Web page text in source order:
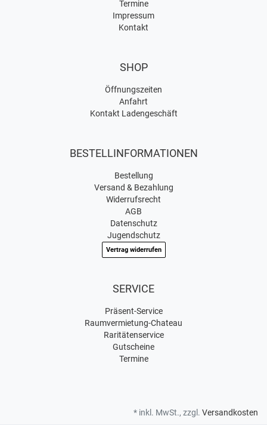
Termine
Impressum
Kontakt
SHOP
Öffnungszeiten
Anfahrt
Kontakt Ladengeschäft
BESTELLINFORMATIONEN
Bestellung
Versand & Bezahlung
Widerrufsrecht
AGB
Datenschutz
Jugendschutz
Vertrag widerrufen
SERVICE
Präsent-Service
Raumvermietung-Chateau
Raritätenservice
Gutscheine
Termine
* inkl. MwSt., zzgl. Versandkosten